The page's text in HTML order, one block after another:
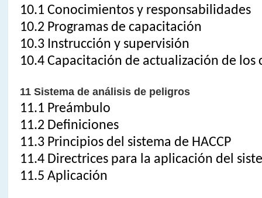
10.1 Conocimientos y responsabilidades
10.2 Programas de capacitación
10.3 Instrucción y supervisión
10.4 Capacitación de actualización de los
11 Sistema de análisis de peligros
11.1 Preámbulo
11.2 Definiciones
11.3 Principios del sistema de HACCP
11.4 Directrices para la aplicación del
11.5 Aplicación